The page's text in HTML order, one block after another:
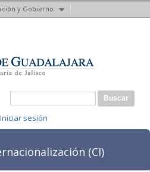
y Gobierno
Buscar
Iniciar sesión
(CI)